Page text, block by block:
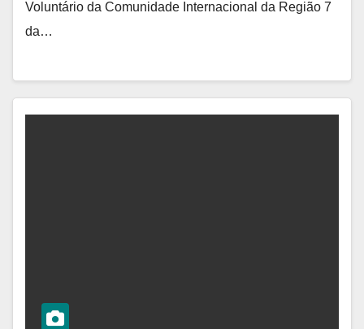
Voluntário da Comunidade Internacional da Região 7
da…